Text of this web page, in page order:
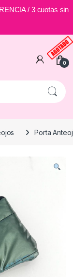
/ 3 cuotas sin
0
Porta